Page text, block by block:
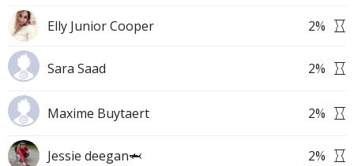
Elly Junior Cooper 2%
Sara Saad 2%
Maxime Buytaert 2%
Jessie deegan🦈 2%